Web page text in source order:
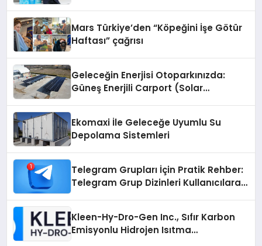
Mars Türkiye’den “Köpeğini İşe Götür
Haftası” çağrısı
Geleceğin Enerjisi Otoparkınızda:
Güneş Enerjili Carport (Solar
Ekomaxi İle Geleceğe Uyumlu Su
Depolama Sistemleri
Telegram Grupları İçin Pratik Rehber:
Telegram Grup Dizinleri Kullanıcılara
Kleen-Hy-Dro-Gen Inc., Sıfır Karbon
Emisyonlu Hidrojen Isıtma